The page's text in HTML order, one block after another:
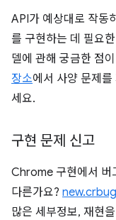
API가 예상대로 작동
를 구현하는 데 필요
델에 관해 궁금한 점
장소에서 사양 문제
세요.
구현 문제 신고
Chrome 구현에서 버
다른가요?
많은 세부정보, 재현